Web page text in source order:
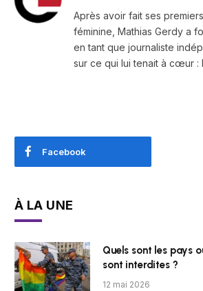
Après avoir fait ses
féminine, Mathias Gerdy a
en tant que journaliste
sur ce qui lui tenait à cœur :
Facebook
À LA UNE
Quels sont les pays
sont interdites ?
12 mai 2026